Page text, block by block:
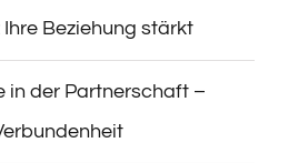
Beziehung stärkt
in der Partnerschaft –